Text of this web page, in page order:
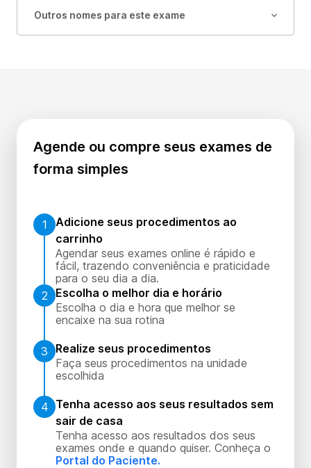
Outros nomes para este exame
Agende ou compre seus exames de
forma simples
1
Adicione seus procedimentos ao
carrinho
Agendar seus exames online é rápido e
fácil, trazendo conveniência e praticidade
para o seu dia a dia.
2
Escolha o melhor dia e horário
Escolha o dia e hora que melhor se
encaixe na sua rotina
3
Realize seus procedimentos
Faça seus procedimentos na unidade
escolhida
4 Tenha acesso aos seus resultados sem
sair de casa
Tenha acesso aos resultados dos seus
exames onde e quando quiser. Conheça o
Portal do Paciente.